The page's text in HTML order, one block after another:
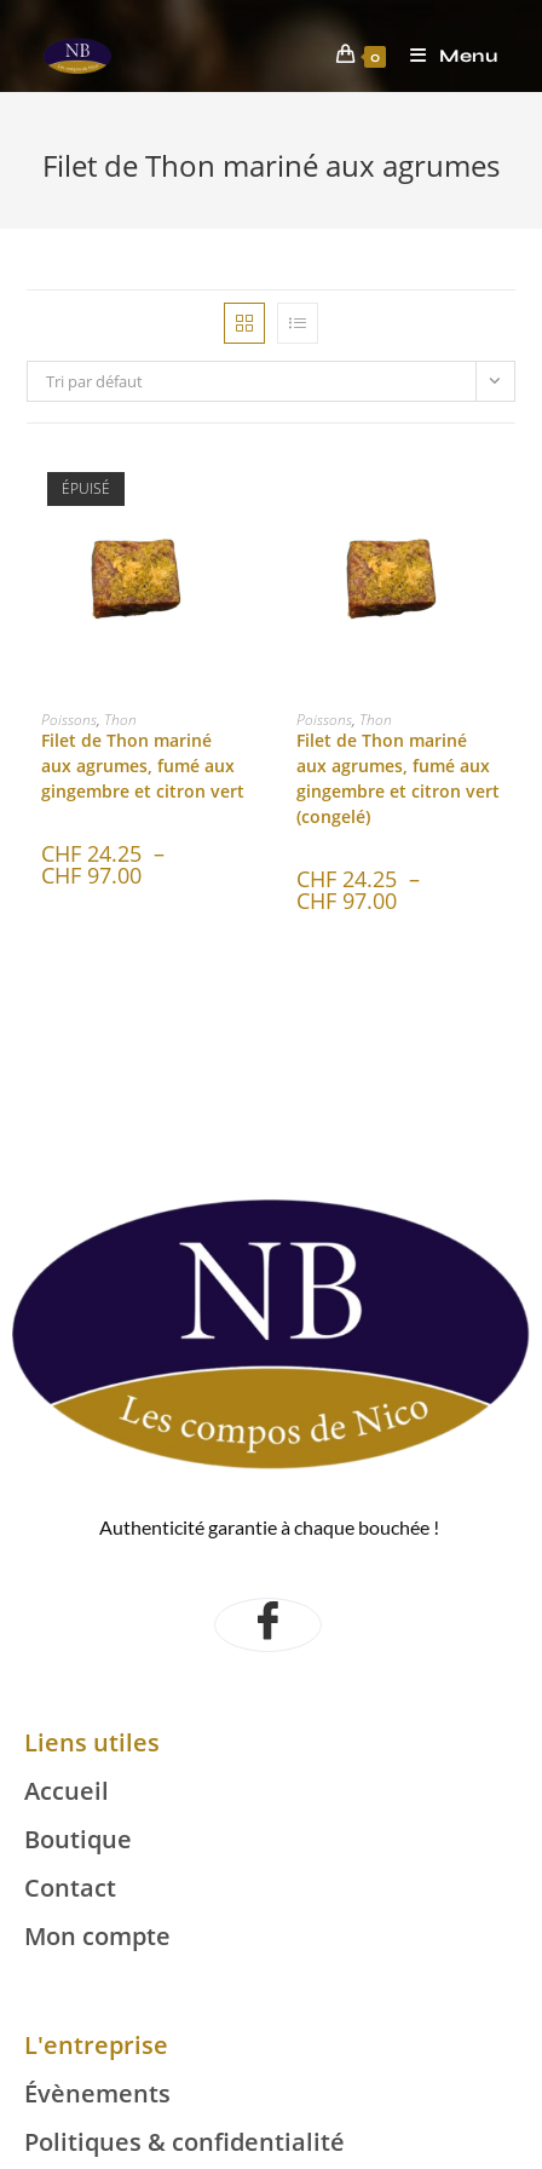
0 Menu
Filet de Thon mariné aux agrumes
Tri par défaut
ÉPUISÉ
CHOIX DES OPTIONS
Poissons, Thon
Filet de Thon mariné
aux agrumes, fumé aux
gingembre et citron vert
CHF24.25 –
CHF97.00
CHOIX DES OPTIONS
Poissons, Thon
Filet de Thon mariné
aux agrumes, fumé aux
gingembre et citron vert
(congelé)
CHF 24.25 –
CHF 97.00
Authenticité garantie à chaque bouchée !
Liens utiles
Accueil
Boutique
Contact
Mon compte
L'entreprise
Évènements
Politiques & confidentialité